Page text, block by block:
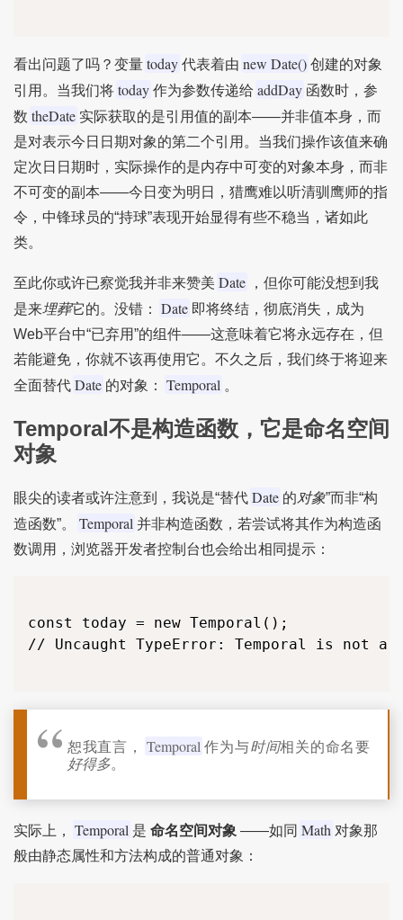
看出问题了吗？变量 today 代表着由 new Date() 创建的对象
引用。当我们将 today 作为参数传递给 addDay 函数时，参
数 theDate 实际获取的是引用值的副本——并非值本身，而
是对表示今日日期对象的第二个引用。当我们操作该值来确
定次日日期时，实际操作的是内存中可变的对象本身，而非
不可变的副本——今日变为明日，猎鹰难以听清驯鹰师的指
令，中锋球员的“持球”表现开始显得有些不稳当，诸如此
类。
至此你或许已察觉我并非来赞美 Date
，但你可能没想到我
是来埋葬它的。没错： Date 即将终结，彻底消失，成为
Web平台中“已弃用”的组件——这意味着它将永远存在，但
若能避免，你就不该再使用它。不久之后，我们终于将迎来
全面替代 Date 的对象： Temporal 。
Temporal不是构造函数，它是命名空间
对象
眼尖的读者或许注意到，我说是“替代 Date 的对象”而非“构
造函数”。
Temporal 并非构造函数，若尝试将其作为构造函
数调用，浏览器开发者控制台也会给出相同提示：
const today = new Temporal();
// Uncaught TypeError: Temporal is not a
恕我直言， Temporal 作为与时间相关的命名要
好得多。
实际上， Temporal 是 命名空间对象 ——如同 Math 对象那
般由静态属性和方法构成的普通对象：